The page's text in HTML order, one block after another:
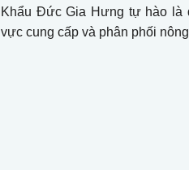
Khẩu Đức Gia Hưng tự hào là
vực cung cấp và phân phối